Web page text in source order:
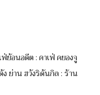
ย้อนอดีต : คาเฟ่ คยองจู
ย่าน ฮวังริดันกิล : ร้าน